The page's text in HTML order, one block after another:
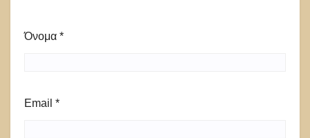
Όνομα *
Email *